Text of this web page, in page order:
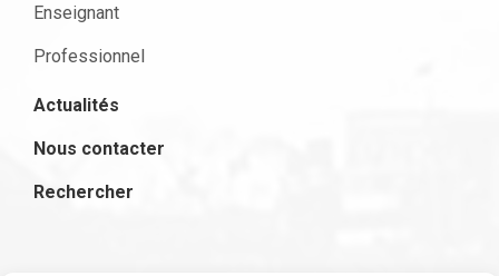
Enseignant
Professionnel
Actualités
Nous contacter
Rechercher